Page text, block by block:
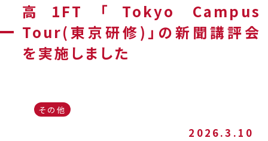
高1FT ｢Tokyo Campus
Tour(東京研修)｣の新聞講評会
を実施しました
その他
2026.3.10